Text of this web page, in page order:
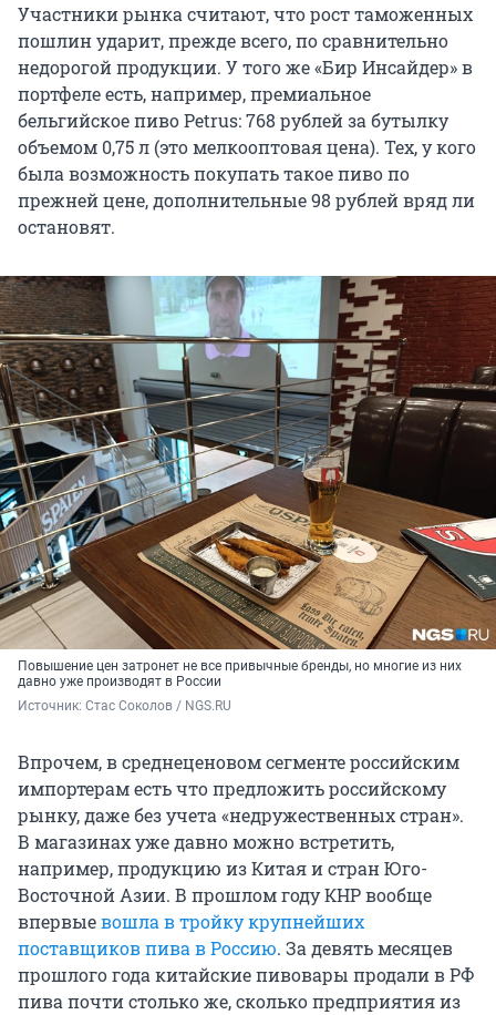
Участники рынка считают, что рост таможенных
пошлин ударит, прежде всего, по сравнительно
недорогой продукции. У того же «Бир Инсайдер» в
портфеле есть, например, премиальное
бельгийское пиво Petrus: 768 рублей за бутылку
объемом 0,75 л (это мелкооптовая цена). Тех, у кого
была возможность покупать такое пиво по
прежней цене, дополнительные 98 рублей вряд ли
остановят.
Повышение цен затронет не все привычные бренды, но многие из них
давно уже производят в России
Источник: Стас Соколов / NGS.RU
Впрочем, в среднеценовом сегменте российским
импортерам есть что предложить российскому
рынку, даже без учета «недружественных стран».
В магазинах уже давно можно встретить,
например, продукцию из Китая и стран Юго-
Восточной Азии. В прошлом году КНР вообще
впервыевошла в тройку крупнейших
поставщиков пива в Россию. За девять месяцев
прошлого года китайские пивовары продали в РФ
пива почти столько же, сколько предприятия из